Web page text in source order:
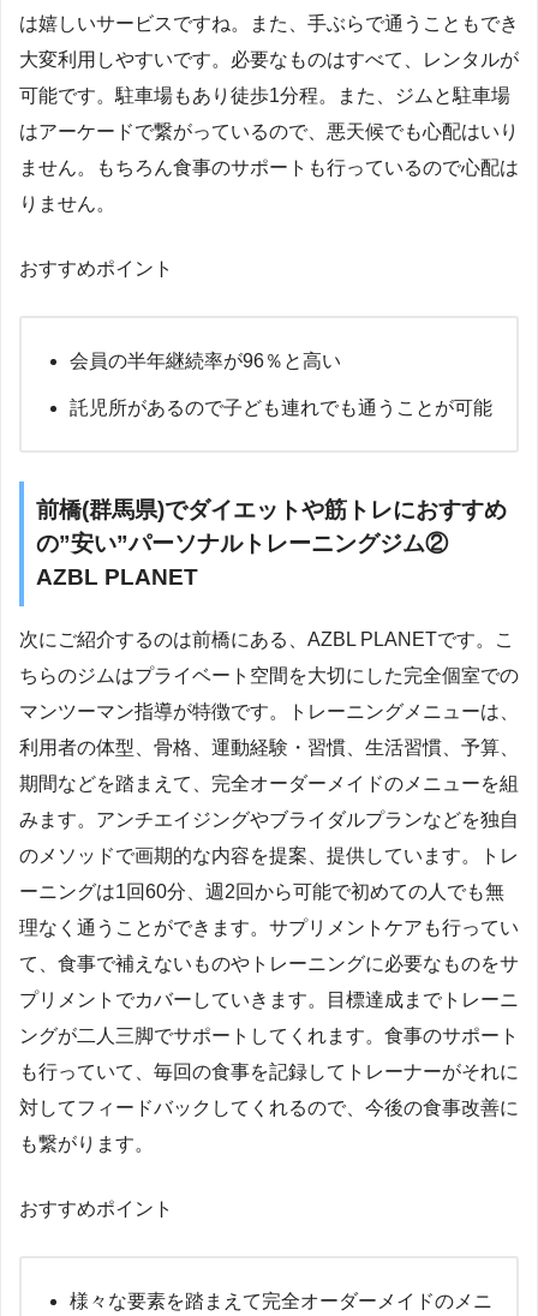
は嬉しいサービスですね。また、手ぶらで通うこともでき
大変利用しやすいです。必要なものはすべて、レンタルが
可能です。駐車場もあり徒歩1分程。また、ジムと駐車場
はアーケードで繋がっているので、悪天候でも心配はいり
ません。もちろん食事のサポートも行っているので心配は
りません。
おすすめポイント
会員の半年継続率が96％と高い
託児所があるので子ども連れでも通うことが可能
前橋(群馬県)でダイエットや筋トレにおすすめ
の”安い”パーソナルトレーニングジム②
AZBL PLANET
次にご紹介するのは前橋にある、AZBL PLANETです。こ
ちらのジムはプライベート空間を大切にした完全個室での
マンツーマン指導が特徴です。トレーニングメニューは、
利用者の体型、骨格、運動経験・習慣、生活習慣、予算、
期間などを踏まえて、完全オーダーメイドのメニューを組
みます。アンチエイジングやブライダルプランなどを独自
のメソッドで画期的な内容を提案、提供しています。トレ
ーニングは1回60分、週2回から可能で初めての人でも無
理なく通うことができます。サプリメントケアも行ってい
て、食事で補えないものやトレーニングに必要なものをサ
プリメントでカバーしていきます。目標達成までトレーニ
ングが二人三脚でサポートしてくれます。食事のサポート
も行っていて、毎回の食事を記録してトレーナーがそれに
対してフィードバックしてくれるので、今後の食事改善に
も繋がります。
おすすめポイント
様々な要素を踏まえて完全オーダーメイドのメニ